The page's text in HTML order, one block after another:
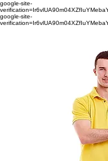
google-site-
google-site-